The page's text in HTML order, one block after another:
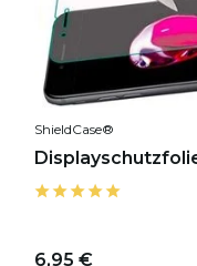
ShieldCase®
6,95 €